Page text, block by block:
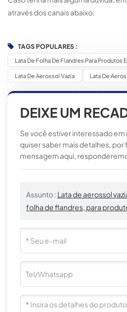
através dos canais abaixo:
TAGS POPULARES :
Lata De Folha De Flandres Para Produtos
Lata De Aerossol Vazia Lata De
DEIXE UM
Se você estiver interessado
quiser saber mais detalhes, por
mensagem aqui,
Assunto : Lata de aerossol
folha de flandres, para